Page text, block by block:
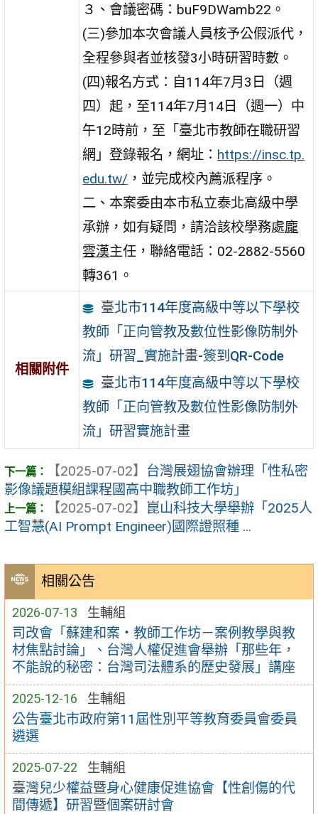
相關公告
2026-07-13 生輔組
司改會「蘇建和案・教師工作坊－案例教學與教
材焦點討論」、台灣人權促進會舉辦「那些年，
不能說的秘密：台灣司法體系的歷史發展」講座
2025-12-16 生輔組
公告臺北市政府第11屆性別平等教育委員會委員
遴選
2025-07-22 生輔組
臺灣兒少權益暨身心健康促進協會【性創傷的代
間傳遞】研習暨個案研討會
３、會議密碼：buF9DWamb22。
(三)參加本次會議人員核予公假派代，
全程參與者並核發3小時研習時數。
(四)報名方式：自114年7月3日（週
四）起，至114年7月14日（週一）中
午12時前，至「臺北市教師在職研習
網」登錄報名，網址： https://insc.tp.
edu.tw/ ，並完成校內薦派程序。
二、本案委由本市私立泰北高級中學
承辦，如有疑問，請洽該校學務處龐
雲漢主任，聯絡電話：02-2882-5560
轉361。
相關附件
臺北市114年度高級中等以下學校
教師「正向管教及數位性影像防制外
流」研習_實施計畫-簽到QR-Code
臺北市114年度高級中等以下學校
教師「正向管教及數位性影像防制外
流」研習實施計畫
【2025-07-02】 台灣展翅協會辦理「性私密
影像議題模組課程國高中職教師工作坊」
【2025-07-02】 崑山科技大學舉辦「2025人
工智慧(AI Prompt Engineer)國際證照種 ...